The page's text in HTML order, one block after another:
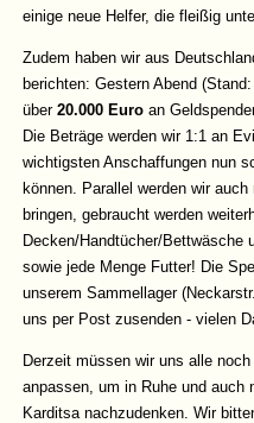
einige neue Helfer, die fleißig
Zudem haben wir aus
berichten: Gestern Abend
über20.000 Euro an
Die Beträge werden wir 1:1 an
wichtigsten Anschaffungen nun
können. Parallel werden wir
bringen, gebraucht werden
Decken/Handtücher/Bettwäsche
sowie jede Menge Futter! Die
unserem Sammellager
uns per Post zusenden - vielen
Derzeit müssen wir uns alle
anpassen, um in Ruhe und auch
Karditsa nachzudenken. Wir